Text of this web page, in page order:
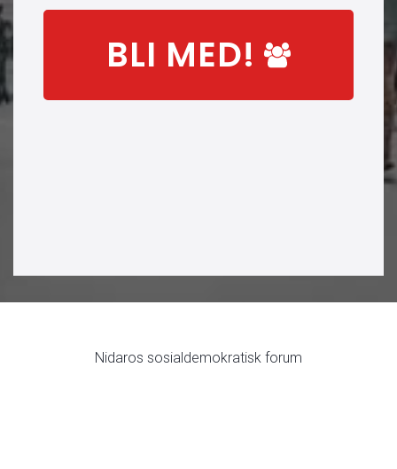
BLI MED!
Nidaros sosialdemokratisk forum